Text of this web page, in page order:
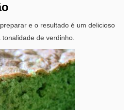
e o resultado é um delicioso
de verdinho.